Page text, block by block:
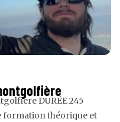
DURÉE 245
formation théorique et